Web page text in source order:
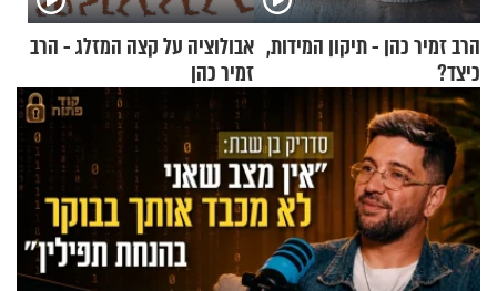
הרב זמיר כהן - תיקון המידות,
כיצד?
אבולוציה על קצה המזלג - הרב
זמיר כהן